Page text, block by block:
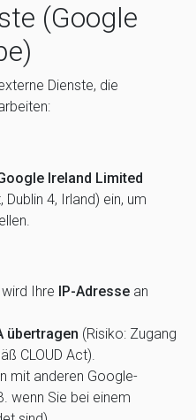
(Google
Dienste, die
Ireland Limited
4, Irland) ein, um
Ihre IP-Adresse an
übertragen (Risiko: Zugang
CLOUD Act).
mit anderen Google-
wenn Sie bei einem